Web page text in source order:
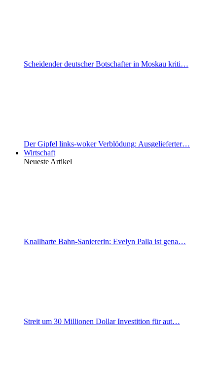
Scheidender deutscher Botschafter in Moskau kriti…
Der Gipfel links-woker Verblödung: Ausgelieferter…
Wirtschaft
Neueste Artikel
Knallharte Bahn-Saniererin: Evelyn Palla ist gena…
Streit um 30 Millionen Dollar Investition für aut…